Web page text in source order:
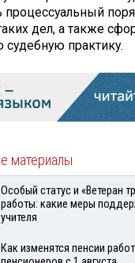
процессуальный
дел, а также
практику.
материалы
Особый статус и «Ветеран
работы: какие меры
учителя
Как изменятся пенсии